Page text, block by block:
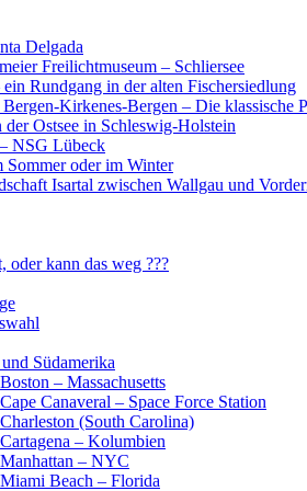
Delgada
Freilichtmuseum – Schliersee
Rundgang in der alten Fischersiedlung
Kirkenes-Bergen – Die klassische
der Ostsee in Schleswig-Holstein
NSG Lübeck
Sommer oder im Winter
Isartal zwischen Wallgau und
oder kann das weg ???
Südamerika
Boston – Massachusetts
Cape Canaveral – Space Force Station
Charleston (South Carolina)
Cartagena – Kolumbien
Manhattan – NYC
Miami Beach – Florida